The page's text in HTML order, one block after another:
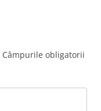
Câmpurile obligatorii